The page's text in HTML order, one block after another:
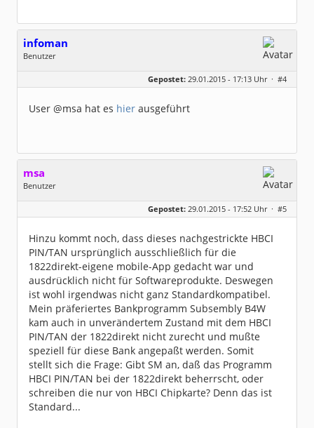
infoman
Benutzer
Dabei seit:
06 / 2008
Gepostet: 29.01.2015 - 17:13 Uhr · #4
User @msa hat es hier ausgeführt
msa
Benutzer
Geschlecht:
Alter:
63
Dabei seit:
03 / 2007
Gepostet: 29.01.2015 - 17:52 Uhr · #5
Hinzu kommt noch, dass dieses nachgestrickte HBCI
PIN/TAN ursprünglich ausschließlich für die
1822direkt-eigene mobile-App gedacht war und
ausdrücklich nicht für Softwareprodukte. Deswegen
ist wohl irgendwas nicht ganz Standardkompatibel.
Mein präferiertes Bankprogramm Subsembly B4W
kam auch in unverändertem Zustand mit dem HBCI
PIN/TAN der 1822direkt nicht zurecht und mußte
speziell für diese Bank angepaßt werden. Somit
stellt sich die Frage: Gibt SM an, daß das Programm
HBCI PIN/TAN bei der 1822direkt beherrscht, oder
schreiben die nur von HBCI Chipkarte? Denn das ist
Standard...